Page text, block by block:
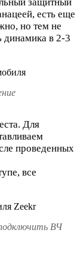
защитный
есть еще
но тем не
динамика в 2-3
Для
проведенных
все
ВЧ